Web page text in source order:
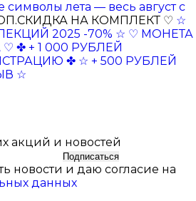
символы лета — весь август с
НА КОМПЛЕКТ ♡ ☆
2025 -70% ☆ ♡ МОНЕТА
♡ ✤ + 1 000 РУБЛЕЙ
✤ ☆ + 500 РУБЛЕЙ
☆
акций и новостей
Подписаться
новости и даю согласие на
данных